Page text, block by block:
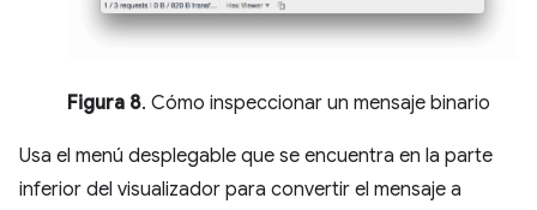
Figura 8. Cómo inspeccionar un mensaje binario
Usa el menú desplegable que se encuentra en la parte
inferior del visualizador para convertir el mensaje a